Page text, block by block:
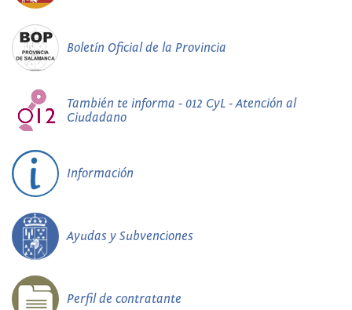
Boletín Oficial de la Provincia
También te informa - 012 CyL - Atención al
Ciudadano
Información
Ayudas y Subvenciones
Perfil de contratante